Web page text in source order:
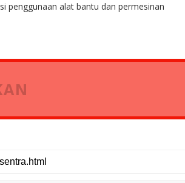
penggunaan alat bantu dan permesinan